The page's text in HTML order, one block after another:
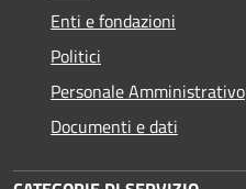
Enti e fondazioni
Politici
Personale Amministrativo
Documenti e dati